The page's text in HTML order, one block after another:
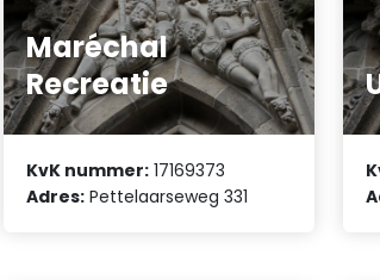
Maréchal
Recreatie
KvK nummer: 17169373
Adres: Pettelaarseweg 331